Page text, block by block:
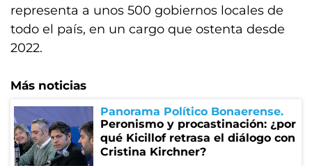
representa a unos 500 gobiernos locales de
todo el país, en un cargo que ostenta desde
2022.
Más noticias
Panorama Político Bonaerense
Peronismo y procastinación: ¿por
qué Kicillof retrasa el diálogo con
Cristina Kirchner?